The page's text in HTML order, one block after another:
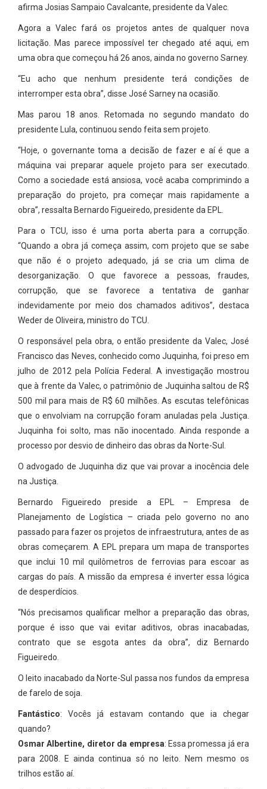
afirma Josias Sampaio Cavalcante, presidente da Valec.
Agora a Valec fará os projetos antes de qualquer nova
licitação. Mas parece impossível ter chegado até aqui, em
uma obra que começou há 26 anos, ainda no governo Sarney.
“Eu acho que nenhum presidente terá condições de
interromper esta obra”, disse José Sarney na ocasião.
Mas parou 18 anos. Retomada no segundo mandato do
presidente Lula, continuou sendo feita sem projeto.
“Hoje, o governante toma a decisão de fazer e aí é que a
máquina vai preparar aquele projeto para ser executado.
Como a sociedade está ansiosa, você acaba comprimindo a
preparação do projeto, pra começar mais rapidamente a
obra”, ressalta Bernardo Figueiredo, presidente da EPL.
Para o TCU, isso é uma porta aberta para a corrupção.
“Quando a obra já começa assim, com projeto que se sabe
que não é o projeto adequado, já se cria um clima de
desorganização. O que favorece a pessoas, fraudes,
corrupção, que se favorece a tentativa de ganhar
indevidamente por meio dos chamados aditivos”, destaca
Weder de Oliveira, ministro do TCU.
O responsável pela obra, o então presidente da Valec, José
Francisco das Neves, conhecido como Juquinha, foi preso em
julho de 2012 pela Polícia Federal. A investigação mostrou
que à frente da Valec, o patrimônio de Juquinha saltou de R$
500 mil para mais de R$ 60 milhões. As escutas telefônicas
que o envolviam na corrupção foram anuladas pela Justiça.
Juquinha foi solto, mas não inocentado. Ainda responde a
processo por desvio de dinheiro das obras da Norte-Sul.
O advogado de Juquinha diz que vai provar a inocência dele
na Justiça.
Bernardo Figueiredo preside a EPL – Empresa de
Planejamento de Logística – criada pelo governo no ano
passado para fazer os projetos de infraestrutura, antes de as
obras começarem. A EPL prepara um mapa de transportes
que inclui 10 mil quilômetros de ferrovias para escoar as
cargas do país. A missão da empresa é inverter essa lógica
de desperdícios.
“Nós precisamos qualificar melhor a preparação das obras,
porque é isso que vai evitar aditivos, obras inacabadas,
contrato que se esgota antes da obra”, diz Bernardo
Figueiredo.
O leito inacabado da Norte-Sul passa nos fundos da empresa
de farelo de soja.
Fantástico: Vocês já estavam contando que ia chegar
quando?
Osmar Albertine, diretor da empresa: Essa promessa já era
para 2008. E ainda continua só no leito. Nem mesmo os
trilhos estão aí.